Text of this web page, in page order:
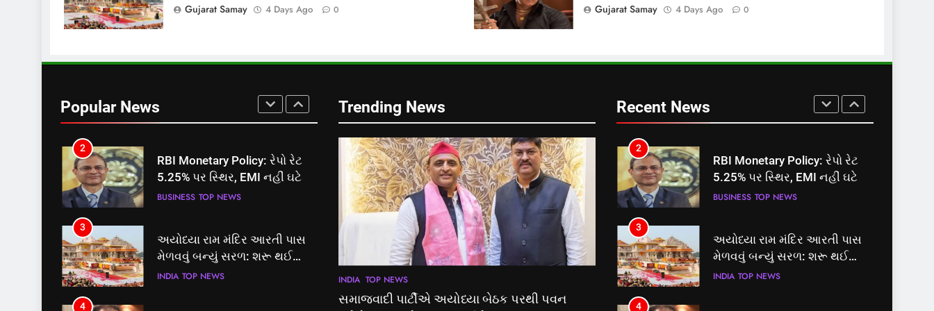
Gujarat Samay
4 Days Ago 0
Gujarat Samay
4 Days Ago 0
Popular News
સમાજવાદી પાર્ટીએ અયોધ્યા
બેઠક પરથી પવન પાંડેને 2027
5.25% પર સ્થિર, EMI નહીં ઘટે
BUSINESS TOP NEWS
3
અયોધ્યા રામ મંદિર આરતી પાસ
મેળવવું બન્યું સરળ: શરૂ થઈ
તત્કાલ સુવિધા, જાણો સંપૂર્ણ
INDIA TOP NEWS
4
‘ગજિની’ અને ‘લગાન’ ફેમ
અભિનેતા પ્રદીપ રાવતનું 74
વર્ષની વયે નિધન, બ્લડ કેન્સર
ENTERTAINMENT
5
Trending News
INDIA TOP NEWS
સમાજવાદી પાર્ટીએ અયોધ્યા બેઠક પરથી પવન
Recent News
સમાજવાદી પાર્ટીએ અયોધ્યા
5.25% પર સ્થિર, EMI નહીં ઘટે
BUSINESS TOP NEWS
3
અયોધ્યા રામ મંદિર આરતી પાસ
મેળવવું બન્યું સરળ: શરૂ થઈ
તત્કાલ સુવિધા, જાણો સંપૂર્ણ
4
‘ગજિની’ અને ‘લગાન’ ફેમ
અભિનેતા પ્રદીપ રાવતનું 74
વર્ષની વયે નિધન, બ્લડ કેન્સર